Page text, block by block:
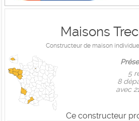
Maisons
Constructeur de maison
5
8
avec
Ce constructeur